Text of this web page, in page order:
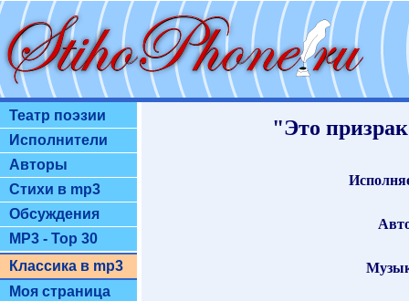
Театр поэзии
Исполнители
Авторы
Стихи в mp3
Обсуждения
MP3 - Top 30
Классика в mp3
Моя страница
"Это